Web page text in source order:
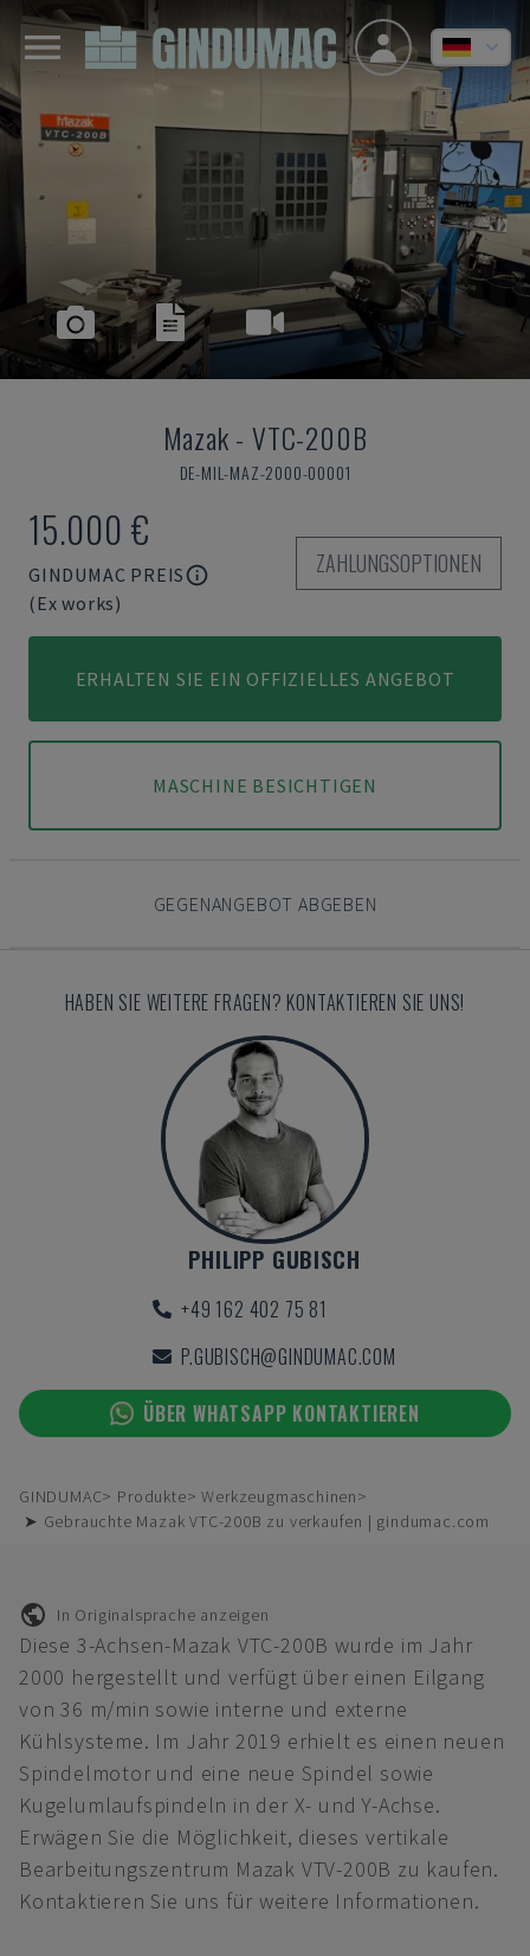
Mazak- VTC-200B
DE-MIL-MAZ-2000-00001
15.000 €
GINDUMAC PREIS
(Ex works)
ZAHLUNGSOPTIONEN
ERHALTEN SIE EIN OFFIZIELLES ANGEBOT
MASCHINE BESICHTIGEN
GEGENANGEBOT ABGEBEN
HABEN SIE WEITERE FRAGEN? KONTAKTIEREN SIE UNS!
PHILIPP GUBISCH
+49 162 402 75 81
P.GUBISCH@GINDUMAC.COM
ÜBER WHATSAPP KONTAKTIEREN
GINDUMAC Produkte
Werkzeugmaschinen
➤ Gebrauchte Mazak VTC-200B zu verkaufen | gindumac.com
In Originalsprache anzeigen
Diese 3-Achsen-Mazak VTC-200B wurde im Jahr
2000 hergestellt und verfügt über einen Eilgang
von 36 m/min sowie interne und externe
Kühlsysteme. Im Jahr 2019 erhielt es einen neuen
Spindelmotor und eine neue Spindel sowie
Kugelumlaufspindeln in der X- und Y-Achse.
Erwägen Sie die Möglichkeit, dieses vertikale
Bearbeitungszentrum Mazak VTV-200B zu kaufen.
Kontaktieren Sie uns für weitere Informationen.